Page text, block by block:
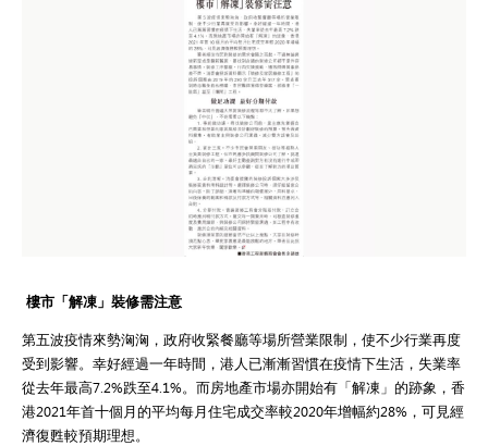
樓市「解凍」裝修需注意
第五波疫情來勢洶洶，政府收緊餐廳等場所營業限制，使不少行業再度
受到影響。幸好經過一年時間，港人已漸漸習慣在疫情下生活，失業率
從去年最高7.2%跌至4.1%。而房地產市場亦開始有「解凍」的跡象，香
港2021年首十個月的平均每月住宅成交率較2020年增幅約28%，可見經
濟復甦較預期理想。